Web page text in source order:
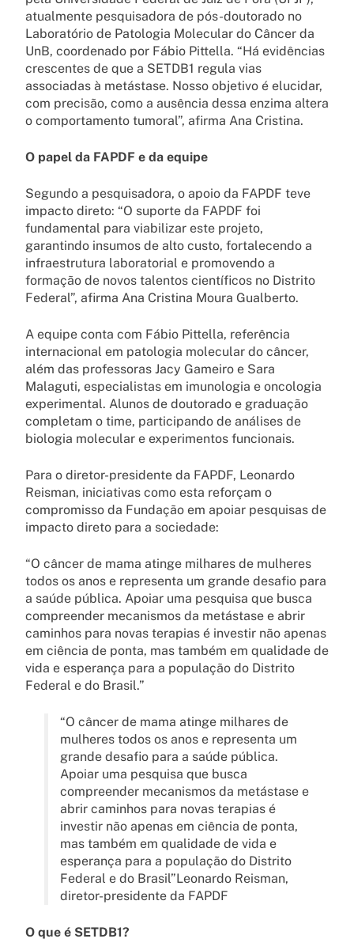
atualmente pesquisadora de pós-doutorado no
Laboratório de Patologia Molecular do Câncer da
UnB, coordenado por Fábio Pittella. “Há evidências
crescentes de que a SETDB1 regula vias
associadas à metástase. Nosso objetivo é elucidar,
com precisão, como a ausência dessa enzima altera
o comportamento tumoral”, afirma Ana Cristina.
O papel da FAPDF e da equipe
Segundo a pesquisadora, o apoio da FAPDF teve
impacto direto: “O suporte da FAPDF foi
fundamental para viabilizar este projeto,
garantindo insumos de alto custo, fortalecendo a
infraestrutura laboratorial e promovendo a
formação de novos talentos científicos no Distrito
Federal”, afirma Ana Cristina Moura Gualberto.
A equipe conta com Fábio Pittella, referência
internacional em patologia molecular do câncer,
além das professoras Jacy Gameiro e Sara
Malaguti, especialistas em imunologia e oncologia
experimental. Alunos de doutorado e graduação
completam o time, participando de análises de
biologia molecular e experimentos funcionais.
Para o diretor-presidente da FAPDF, Leonardo
Reisman, iniciativas como esta reforçam o
compromisso da Fundação em apoiar pesquisas de
impacto direto para a sociedade:
“O câncer de mama atinge milhares de mulheres
todos os anos e representa um grande desafio para
a saúde pública. Apoiar uma pesquisa que busca
compreender mecanismos da metástase e abrir
caminhos para novas terapias é investir não apenas
em ciência de ponta, mas também em qualidade de
vida e esperança para a população do Distrito
Federal e do Brasil.”
“O câncer de mama atinge milhares de
mulheres todos os anos e representa um
grande desafio para a saúde pública.
Apoiar uma pesquisa que busca
compreender mecanismos da metástase e
abrir caminhos para novas terapias é
investir não apenas em ciência de ponta,
mas também em qualidade de vida e
esperança para a população do Distrito
Federal e do Brasil”Leonardo Reisman,
diretor-presidente da FAPDF
O que é SETDB1?